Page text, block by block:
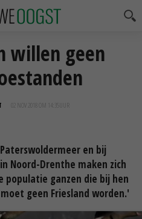
willen geen
02 NOV 2018 OM 14:35
en bij
Noord-Drenthe maken zich
populatie ganzen die bij hen
geen Friesland worden.'